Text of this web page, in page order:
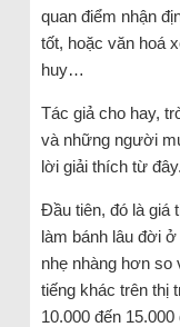
quan điểm nhận
tốt, hoặc văn hoá
huy…
Tác giả cho hay,
và những người
lời giải thích từ đây.
Đầu tiên, đó là giá
làm bánh lâu đời
nhẹ nhàng hơn so
tiếng khác trên thị
10.000 đến 15.000